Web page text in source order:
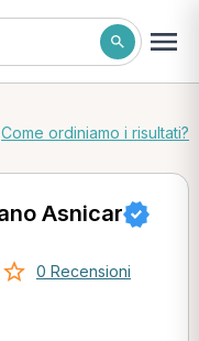
Come ordiniamo i risultati?
Asnicar
0 Recensioni